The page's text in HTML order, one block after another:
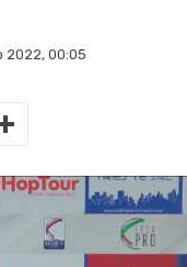
2022, 00:05